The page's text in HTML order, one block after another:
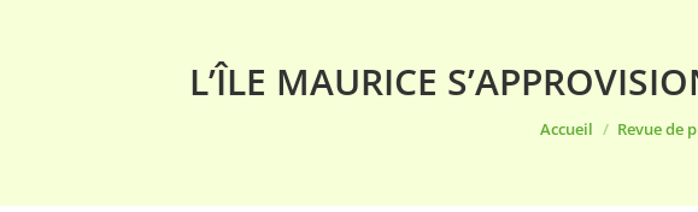
L’ÎLE MAURICE
Accueil Revue de